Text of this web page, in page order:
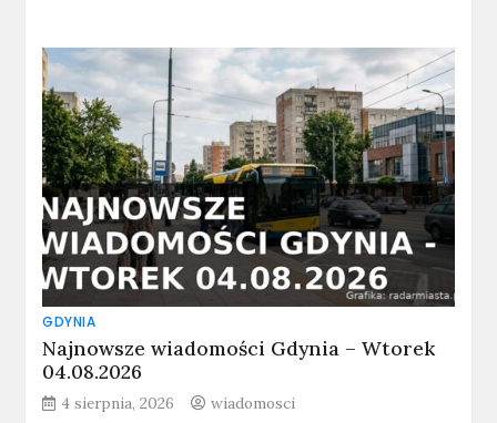
GDYNIA
Najnowsze wiadomości Gdynia – Wtorek
04.08.2026
4 sierpnia, 2026 wiadomosci